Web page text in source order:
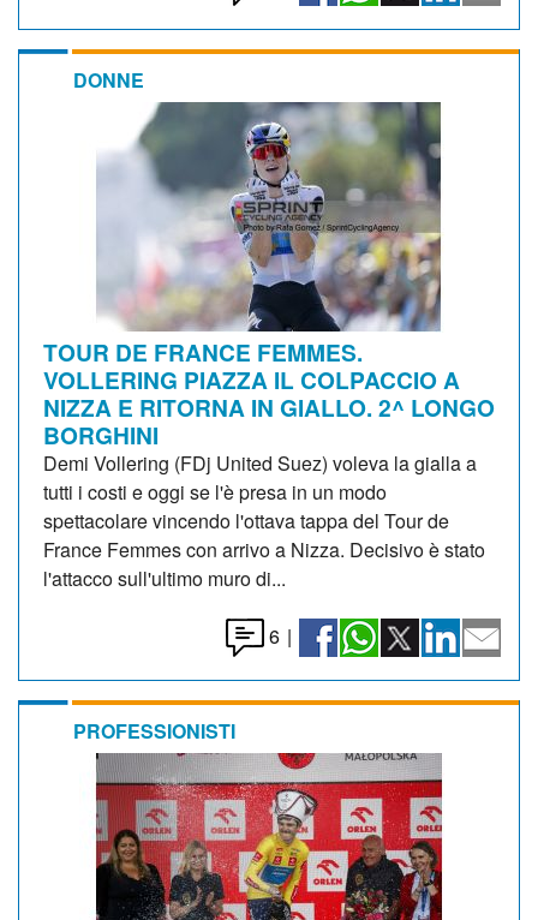
DONNE
TOUR DE FRANCE FEMMES.
VOLLERING PIAZZA IL COLPACCIO A
NIZZA E RITORNA IN GIALLO. 2^ LONGO
BORGHINI
Demi Vollering (FDj United Suez) voleva la gialla a
tutti i costi e oggi se l'è presa in un modo
spettacolare vincendo l'ottava tappa del Tour de
France Femmes con arrivo a Nizza. Decisivo è stato
l'attacco sull'ultimo muro di...
6 |
PROFESSIONISTI